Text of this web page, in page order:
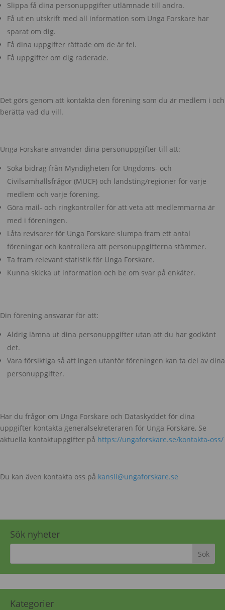
Slippa få dina personuppgifter utlämnade till andra.
Få ut en utskrift med all information som Unga Forskare har
sparat om dig.
Få dina uppgifter rättade om de är fel.
Få uppgifter om dig raderade.
Det görs genom att kontakta den förening som du är medlem i och
berätta vad du vill.
Unga Forskare använder dina personuppgifter till att:
Söka bidrag från Myndigheten för Ungdoms- och
Civilsamhällsfrågor (MUCF) och landsting/regioner för varje
medlem och varje förening.
Göra mail- och ringkontroller för att veta att medlemmarna är
med i föreningen.
Låta revisorer för Unga Forskare slumpa fram ett antal
föreningar och kontrollera att personuppgifterna stämmer.
Ta fram relevant statistik för Unga Forskare.
Kunna skicka ut information och be om svar på enkäter.
Din förening ansvarar för att:
Aldrig lämna ut dina personuppgifter utan att du har godkänt
det.
Vara försiktiga så att ingen utanför föreningen kan ta del av dina
personuppgifter.
Har du frågor om Unga Forskare och Dataskyddet för dina
uppgifter kontakta generalsekreteraren för Unga Forskare, Se
aktuella kontaktuppgifter på https://ungaforskare.se/kontakta-oss/
Du kan även kontakta oss på kansli@ungaforskare.se
Sök nyheter
Kategorier